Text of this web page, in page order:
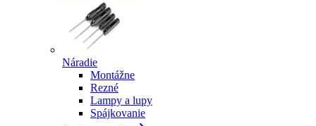
Náradie
Montážne
Rezné
Lampy a lupy
Spájkovanie